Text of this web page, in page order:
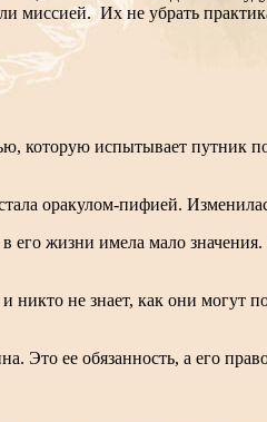
миссией. Их не убрать
которую испытывает путник
оракулом-пифией.
жизни имела мало
не знает, как они могут
ее обязанность, а его